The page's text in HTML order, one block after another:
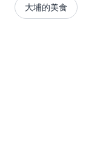
大埔的美食